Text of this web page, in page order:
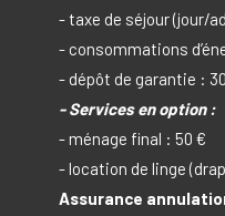
- taxe de séjour (jour/
- consommations
- dépôt de garantie :
- Services en option :
- ménage final : 50 €
- location de linge
Assurance